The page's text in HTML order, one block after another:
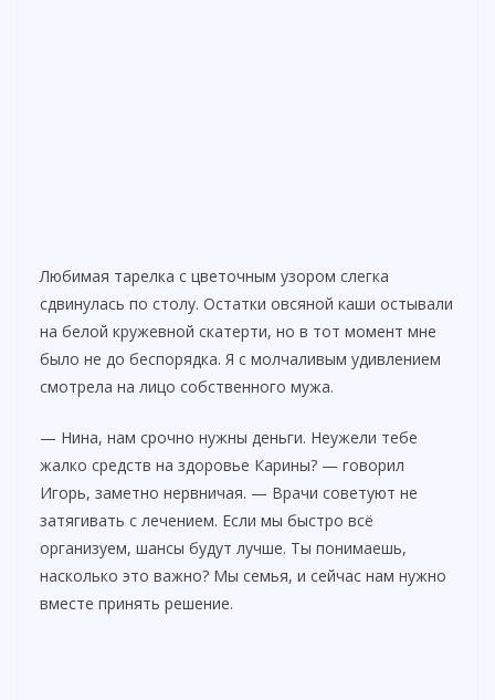
Любимая тарелка с цветочным узором слегка
сдвинулась по столу. Остатки овсяной каши остывали
на белой кружевной скатерти, но в тот момент мне
было не до беспорядка. Я с молчаливым удивлением
смотрела на лицо собственного мужа.
— Нина, нам срочно нужны деньги. Неужели тебе
жалко средств на здоровье Карины? — говорил
Игорь, заметно нервничая. — Врачи советуют не
затягивать с лечением. Если мы быстро всё
организуем, шансы будут лучше. Ты понимаешь,
насколько это важно? Мы семья, и сейчас нам нужно
вместе принять решение.